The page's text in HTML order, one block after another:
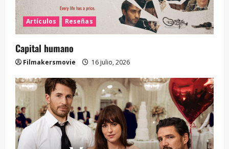
Artículos Reseñas
Capital humano
Filmakersmovie 16 julio, 2026